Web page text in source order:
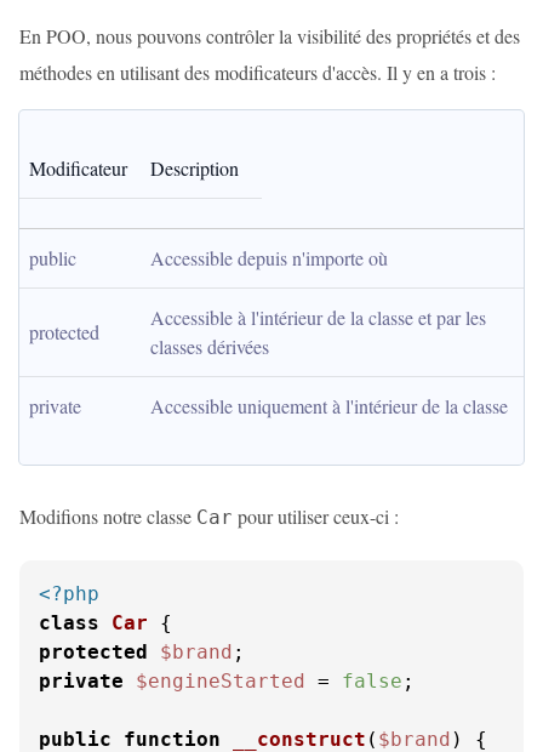
En POO, nous pouvons contrôler la visibilité des propriétés et des
méthodes en utilisant des modificateurs d'accès. Il y en a trois :
Modificateur Description
public Accessible depuis n'importe où
protected
Accessible à l'intérieur de la classe et par les
classes dérivées
private Accessible uniquement à l'intérieur de la classe
Modifions notre classe Car pour utiliser ceux-ci :
<?php
class
Car
protected
$brand
private
$engineStarted = false ;
public function __construct ( $brand )